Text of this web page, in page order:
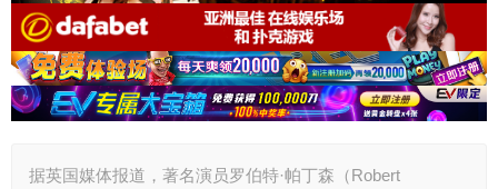
据英国媒体报道，著名演员罗伯特·帕丁森（Robert